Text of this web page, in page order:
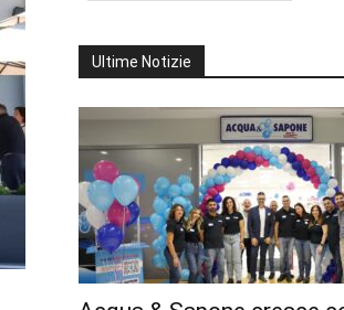
Ultime Notizie